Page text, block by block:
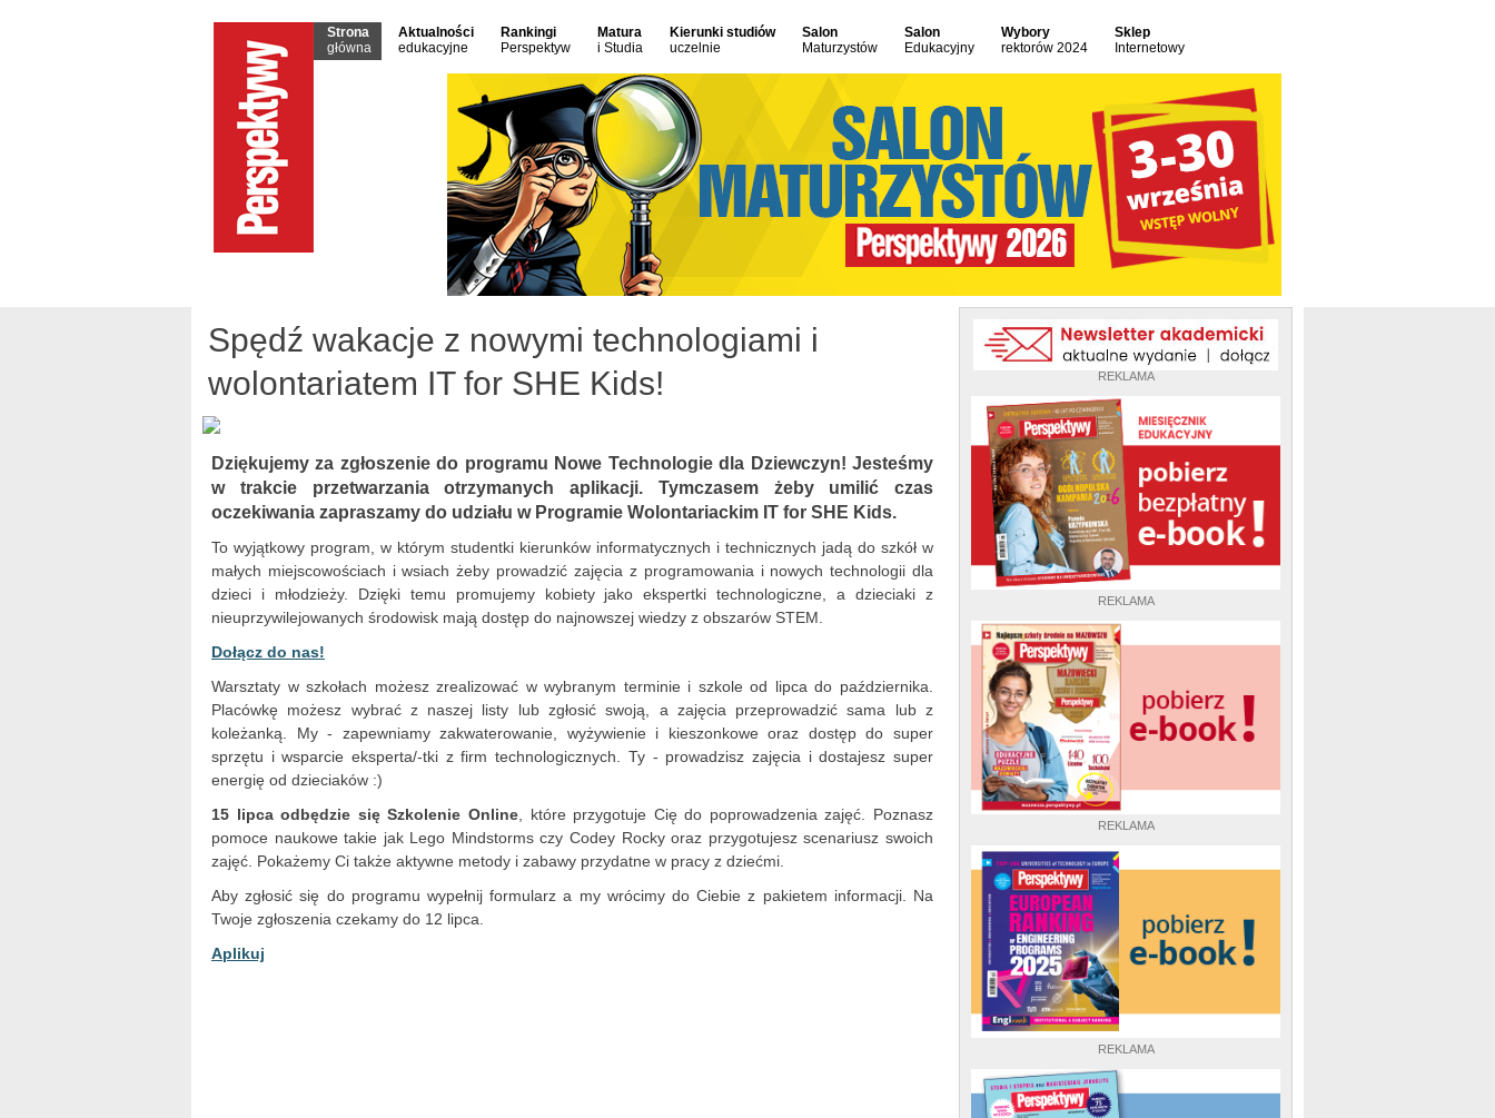
Strona
główna
Aktualności
edukacyjne
Rankingi
Perspektyw
Matura
i Studia
Kierunki studiów
uczelnie
Salon
Maturzystów
Salon
Edukacyjny
Wybory
rektorów 2024
Sklep
Internetowy
REKLAMA
REKLAMA
REKLAMA
REKLAMA
Spędź wakacje z nowymi technologiami i
wolontariatem IT for SHE Kids!
Dziękujemy za zgłoszenie do programu Nowe Technologie dla Dziewczyn! Jesteśmy
w trakcie przetwarzania otrzymanych aplikacji. Tymczasem żeby umilić czas
oczekiwania zapraszamy do udziału w Programie Wolontariackim IT for SHE Kids.
To wyjątkowy program, w którym studentki kierunków informatycznych i technicznych jadą do szkół w
małych miejscowościach i wsiach żeby prowadzić zajęcia z programowania i nowych technologii dla
dzieci i młodzieży. Dzięki temu promujemy kobiety jako ekspertki technologiczne, a dzieciaki z
nieuprzywilejowanych środowisk mają dostęp do najnowszej wiedzy z obszarów STEM.
Dołącz do nas!
Warsztaty w szkołach możesz zrealizować w wybranym terminie i szkole od lipca do października.
Placówkę możesz wybrać z naszej listy lub zgłosić swoją, a zajęcia przeprowadzić sama lub z
koleżanką. My - zapewniamy zakwaterowanie, wyżywienie i kieszonkowe oraz dostęp do super
sprzętu i wsparcie eksperta/-tki z firm technologicznych. Ty - prowadzisz zajęcia i dostajesz super
energię od dzieciaków :)
15 lipca odbędzie się Szkolenie Online, które przygotuje Cię do poprowadzenia zajęć. Poznasz
pomoce naukowe takie jak Lego Mindstorms czy Codey Rocky oraz przygotujesz scenariusz swoich
zajęć. Pokażemy Ci także aktywne metody i zabawy przydatne w pracy z dziećmi.
Aby zgłosić się do programu wypełnij formularz a my wrócimy do Ciebie z pakietem informacji. Na
Twoje zgłoszenia czekamy do 12 lipca.
Aplikuj